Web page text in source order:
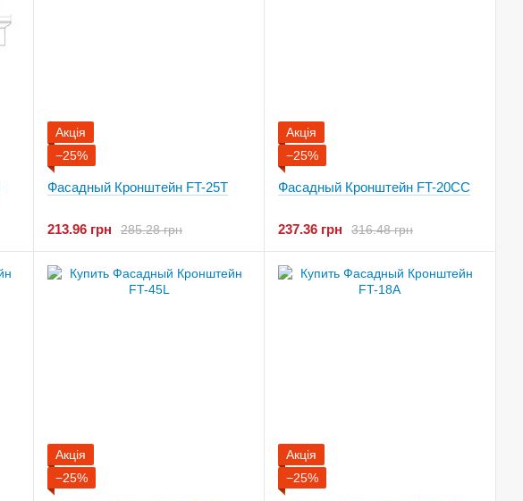
Акція
−25%
Фасадный Кронштейн FT-25T
285.28 грн
213.96 грн
Акція
−25%
Фасадный Кронштейн FT-20CC
316.48 грн
237.36 грн
Акція
−25%
Акція
−25%